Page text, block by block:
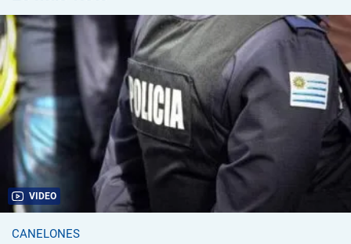
VIDEO
CANELONES